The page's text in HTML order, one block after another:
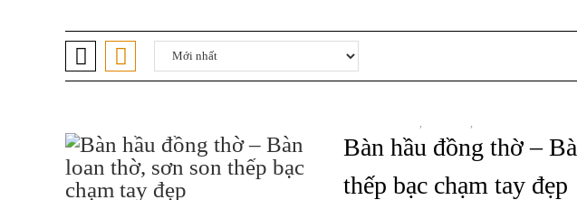
, ,
Bàn hầu đồng thờ –
thếp bạc chạm tay đẹp